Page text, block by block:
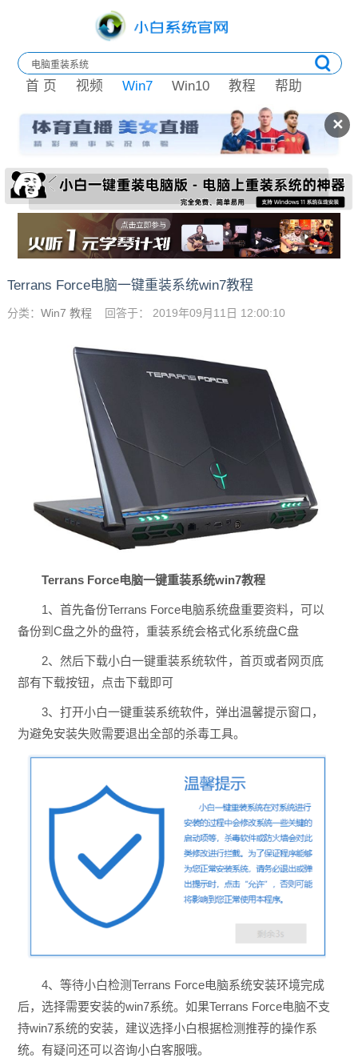
✕
首 页 视频 Win7 Win10 教程 帮助
Terrans Force电脑一键重装系统win7教程
分类： Win7 教程 回答于： 2019年09月11日 12:00:10
Terrans Force电脑一键重装系统win7教程
1、首先备份Terrans Force电脑系统盘重要资料，可以
备份到C盘之外的盘符，重装系统会格式化系统盘C盘
2、然后下载小白一键重装系统软件，首页或者网页底
部有下载按钮，点击下载即可
3、打开小白一键重装系统软件，弹出温馨提示窗口，
为避免安装失败需要退出全部的杀毒工具。
4、等待小白检测Terrans Force电脑系统安装环境完成
后，选择需要安装的win7系统。如果Terrans Force电脑不支
持win7系统的安装，建议选择小白根据检测推荐的操作系
统。有疑问还可以咨询小白客服哦。